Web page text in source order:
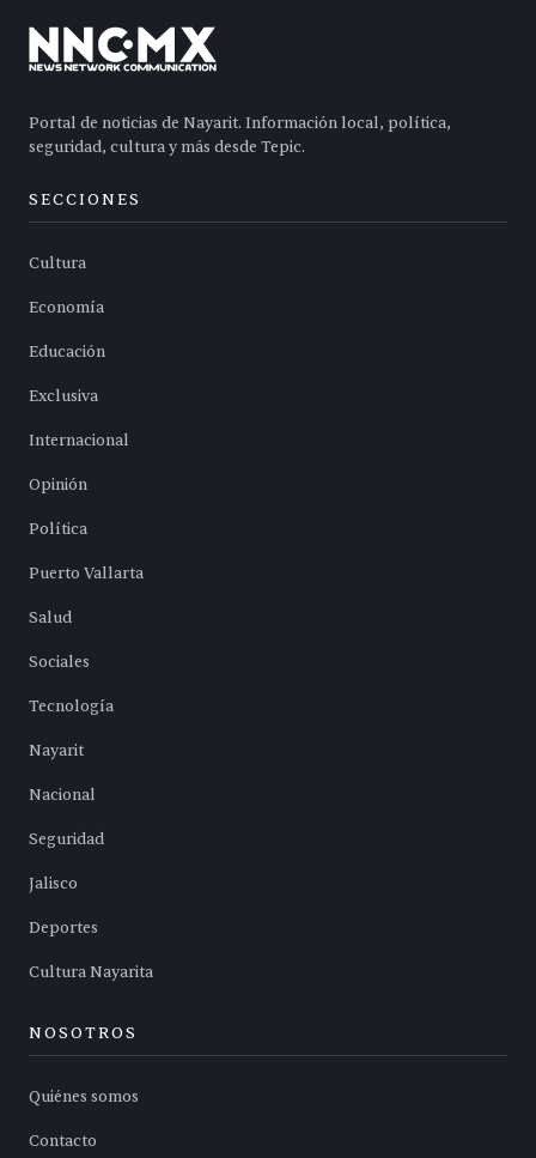
Portal de noticias de Nayarit. Información local, política,
seguridad, cultura y más desde Tepic.
SECCIONES
Cultura
Economía
Educación
Exclusiva
Internacional
Opinión
Política
Puerto Vallarta
Salud
Sociales
Tecnología
Nayarit
Nacional
Seguridad
Jalisco
Deportes
Cultura Nayarita
NOSOTROS
Quiénes somos
Contacto